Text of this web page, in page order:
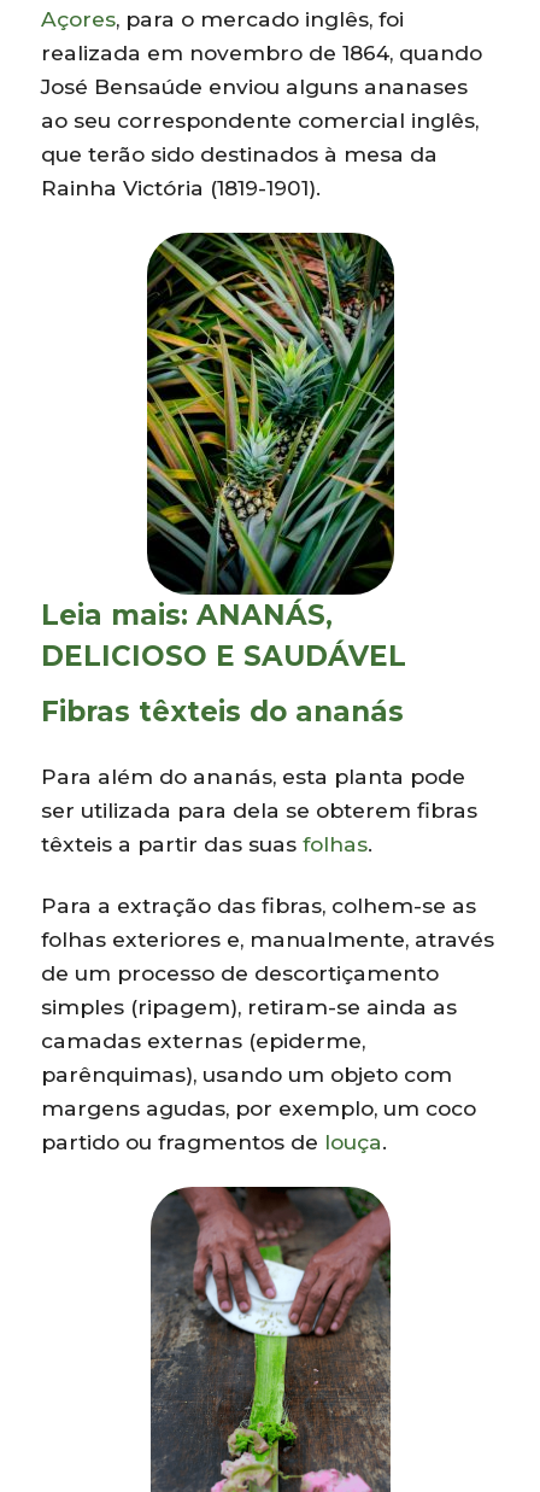
Açores, para o mercado inglês, foi
realizada em novembro de 1864, quando
José Bensaúde enviou alguns ananases
ao seu correspondente comercial inglês,
que terão sido destinados à mesa da
Rainha Victória (1819-1901).
Leia mais:ANANÁS,
DELICIOSO E SAUDÁVEL
Fibras têxteis do ananás
Para além do ananás, esta planta pode
ser utilizada para dela se obterem fibras
têxteis a partir das suasfolhas.
Para a extração das fibras, colhem-se as
folhas exteriores e, manualmente, através
de um processo de descortiçamento
simples (ripagem), retiram-se ainda as
camadas externas (epiderme,
parênquimas), usando um objeto com
margens agudas, por exemplo, um coco
partido ou fragmentos de louça.